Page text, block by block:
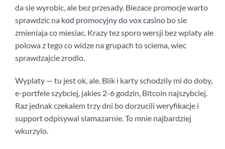
da sie wyrobic, ale bez przesady. Biezace promocje warto
sprawdzic na kod promocyjny do vox casino bo sie
zmieniaja co miesiac. Krazy tez sporo wersji bez wplaty ale
polowa z tego co widze na grupach to sciema, wiec
sprawdzajcie zrodlo.
Wyplaty — tu jest ok, ale. Blik i karty schodzily mi do doby,
e-portfele szybciej, jakies 2-6 godzin, Bitcoin najszybciej.
Raz jednak czekalem trzy dni bo dorzucili weryfikacje i
support odpisywal slamazarnie. To mnie najbardziej
wkurzylo.